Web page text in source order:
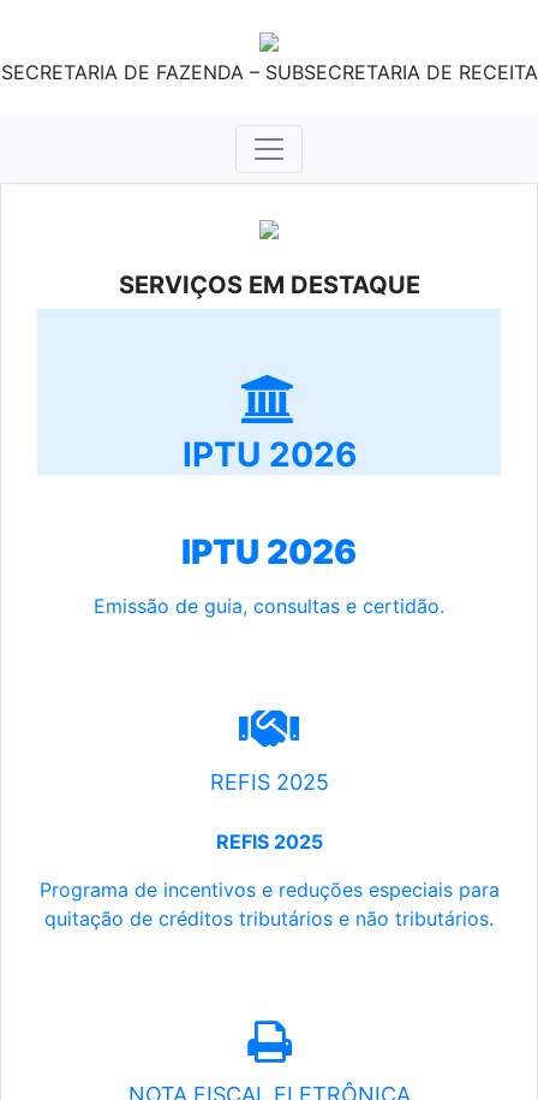
SECRETARIA DE FAZENDA – SUBSECRETARIA DE RECEITA
SERVIÇOS EM DESTAQUE
IPTU 2026
IPTU 2026
Emissão de guia, consultas e certidão.
REFIS 2025
REFIS 2025
Programa de incentivos e reduções especiais para
quitação de créditos tributários e não tributários.
NOTA FISCAL ELETRÔNICA